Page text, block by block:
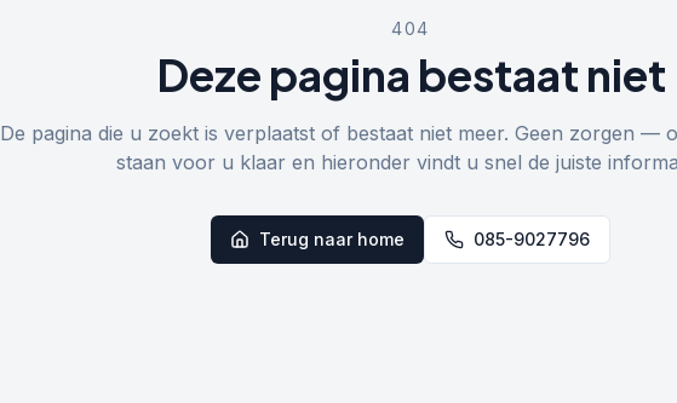
404
Deze pagina bestaat niet
De pagina die u zoekt is verplaatst of bestaat niet meer. Geen zorgen —
staan voor u klaar en hieronder vindt u snel de juiste
Terug naar home 085-9027796